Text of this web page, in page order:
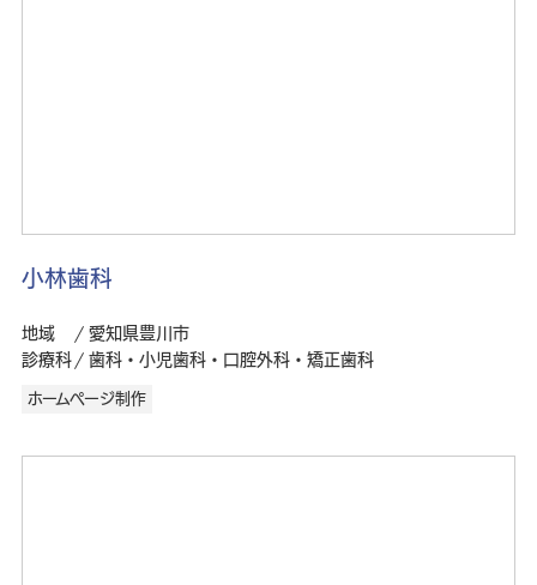
小林歯科
地域
愛知県豊川市
診療科
歯科・小児歯科・口腔外科・矯正歯科
ホームページ制作